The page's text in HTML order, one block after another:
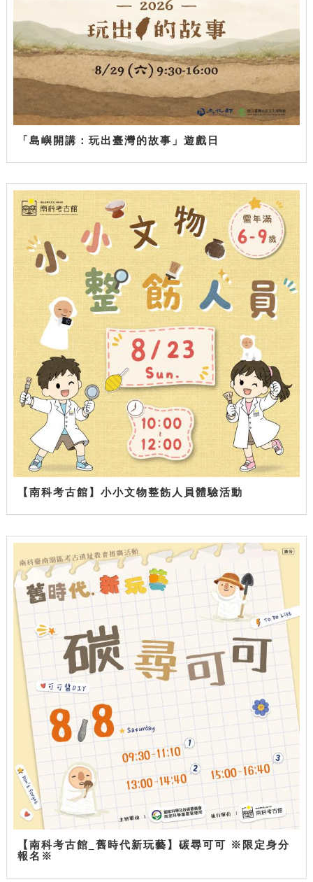
「島嶼開講：玩出臺灣的故事」遊戲日
【南科考古館】小小文物整飭人員體驗活動
【南科考古館_舊時代新玩藝】碳尋可可 ※限定身分
報名※